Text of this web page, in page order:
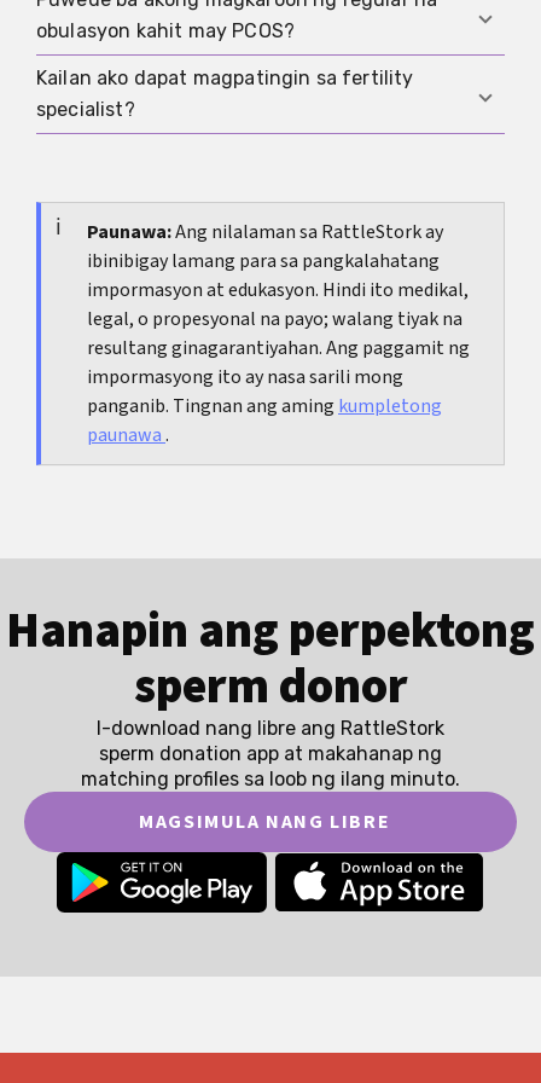
ang trend sa loob ng ilang araw kaysa isang
number lang.
Oo, may mga gamot na puwedeng mag-trigger o
magpataas ng chance ng ovulation, tulad ng
letrozole o clomiphene. Dapat itong gawin under
medical care dahil individualized ang dose,
monitoring, at risks.
obulasyon kahit may PCOS?
Oo, posible, pero marami ang may irregular o
absent na ovulation. Depende sa sitwasyon,
ovulation-inducing meds.
Kailan ako dapat magpatingin sa fertility
specialist?
humigit-kumulang 12 buwan na walang
pagbubuntis; kung above 35, pagkatapos ng mga
6 na buwan. Kung sobrang irregular ang cycle,
may matitinding sakit, o may known conditions,
puwedeng mas maagang magpa-check.
Paunawa:Ang nilalaman sa RattleStork ay
ibinibigay lamang para sa pangkalahatang
impormasyon at edukasyon. Hindi ito medikal,
legal, o propesyonal na payo; walang tiyak na
resultang ginagarantiyahan. Ang paggamit ng
impormasyong ito ay nasa sarili mong
panganib. Tingnan ang amingkumpletong
paunawa.
Hanapin ang perpektong
sperm donor
I-download nang libre ang RattleStork
sperm donation app at makahanap ng
matching profiles sa loob ng ilang minuto.
MAGSIMULA NANG LIBRE